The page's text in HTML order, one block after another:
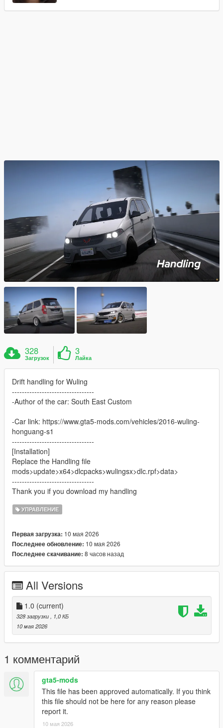
328
Загрузок
3
Лайка
Drift handling for Wuling
---------------------------------
-Author of the car: South East Custom
-Car link: https://www.gta5-mods.com/vehicles/2016-wuling-
honguang-s1
---------------------------------
[Installation]
Replace the Handling file
mods>update>x64>dlcpacks>wulingsx>dlc.rpf>data>
---------------------------------
Thank you if you download my handling
УПРАВЛЕНИЕ
Первая загрузка: 10 мая 2026
Последнее обновление: 10 мая 2026
Последнее скачивание: 8 часов назад
All Versions
1.0 (current)
328 загрузки
, 1,0 КБ
10 мая 2026
1 комментарий
gta5-mods
This file has been approved automatically. If you think
this file should not be here for any reason please
report it.
10 мая 2026